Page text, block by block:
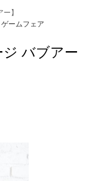
】
ームフェア
ジ バブアー